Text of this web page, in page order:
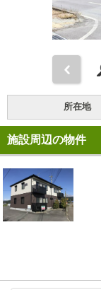
所在地
施設周辺の物件